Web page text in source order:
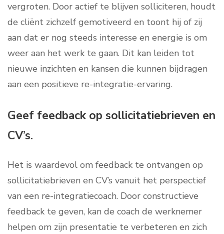
vergroten. Door actief te blijven solliciteren, houdt
de cliënt zichzelf gemotiveerd en toont hij of zij
aan dat er nog steeds interesse en energie is om
weer aan het werk te gaan. Dit kan leiden tot
nieuwe inzichten en kansen die kunnen bijdragen
aan een positieve re-integratie-ervaring.
Geef feedback op sollicitatiebrieven en
CV’s.
Het is waardevol om feedback te ontvangen op
sollicitatiebrieven en CV’s vanuit het perspectief
van een re-integratiecoach. Door constructieve
feedback te geven, kan de coach de werknemer
helpen om zijn presentatie te verbeteren en zich